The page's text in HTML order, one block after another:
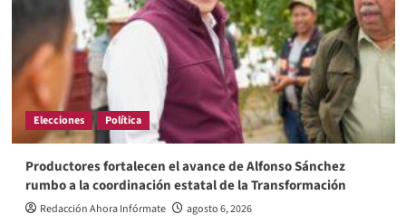
Elecciones Política
Productores fortalecen el avance de Alfonso Sánchez
rumbo a la coordinación estatal de la Transformación
Redacción Ahora Infórmate agosto 6, 2026